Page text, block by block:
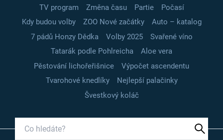
TV program
Změna času Partie
Počasí
Kdy budou volby
ZOO Nové začátky
Auto – katalog
7 pádů Honzy Dědka
Volby 2025
Svařené víno
Tatarák podle Pohlreicha
Aloe vera
Pěstování lichořeřišnice
Výpočet ascendentu
Tvarohové knedlíky
Nejlepší palačinky
Švestkový koláč